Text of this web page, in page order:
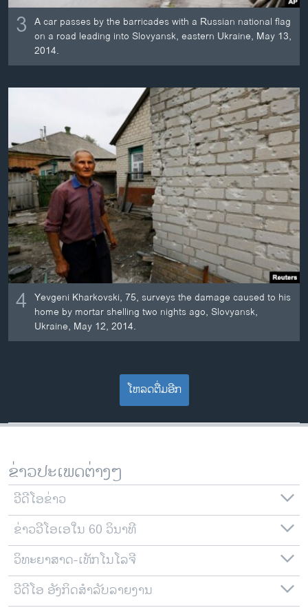
3 A car passes by the barricades with a Russian national flag
on a road leading into Slovyansk, eastern Ukraine, May 13,
2014.
4 Yevgeni Kharkovski, 75, surveys the damage caused to his
home by mortar shelling two nights ago, Slovyansk,
Ukraine, May 12, 2014.
ໂຫລດຕື່ມອີກ
ຂ່າວປະເພດຕ່າງໆ
ວີດີໂອຂ່າວ
ຂ່າວວີໂອເອໃນ 60 ວິນາທີ
ວິທະຍາສາດ-ເທັກໂນໂລຈີ
ວີດີໂອ ອັງກິດສຳລັບລາຍງານ